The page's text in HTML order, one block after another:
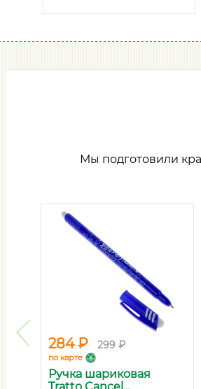
Мы подготовили
284 ₽ 299 ₽
по карте
Ручка шариковая